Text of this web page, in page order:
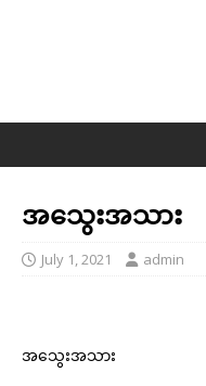
အသွေးအသား
July 1, 2021 admin
အသွေးအသား